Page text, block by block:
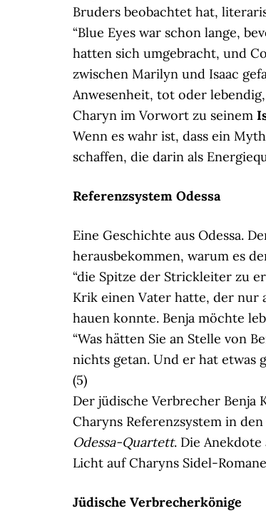
Bruders beobachtet hat,
“Blue Eyes war schon lange,
hatten sich umgebracht, und
zwischen Marilyn und Isaac
Anwesenheit, tot oder
Charyn im Vorwort zu seinem
Wenn es wahr ist, dass ein
schaffen, die darin als
Referenzsystem Odessa
Eine Geschichte aus Odessa.
herausbekommen, warum es
“die Spitze der Strickleiter zu
Krik einen Vater hatte, der nur
hauen konnte. Benja möchte
“Was hätten Sie an Stelle von
nichts getan. Und er hat etwas
(5)
Der jüdische Verbrecher Benja
Charyns Referenzsystem in
Odessa-Quartett. Die
Licht auf Charyns Sidel-
Jüdische Verbrecherkönige